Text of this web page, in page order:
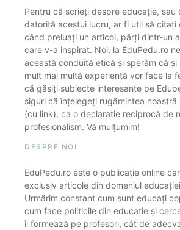
Pentru că scrieți despre educație, sau
datorită acestui lucru, ar fi util să citați
când preluați un articol, părți dintr-un
care v-a inspirat. Noi, la EduPedu.ro
această conduită etică și sperăm că și
mult mai multă experiență vor face la
că găsiți subiecte interesante pe
siguri că înțelegeți rugămintea noastră
(cu link), ca o declarație reciprocă de
profesionalism. Vă mulțumim!
DESPRE NOI
EduPedu.ro este o publicație online
exclusiv articole din domeniul
Urmărim constant cum sunt educați
cum face politicile din educație și
îi formează pe profesori, cât de